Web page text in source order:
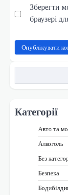
Зберегти
браузері
Категорії
Авто та
Алкоголь
Без
Безпека